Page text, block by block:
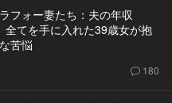
フォー妻たち：夫の年収
全てを手に入れた39歳女が抱
苦悩
180